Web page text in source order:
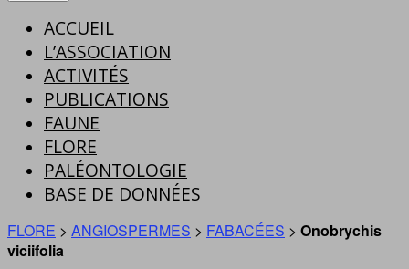
ACCUEIL
L’ASSOCIATION
ACTIVITÉS
PUBLICATIONS
FAUNE
FLORE
PALÉONTOLOGIE
BASE DE DONNÉES
FLORE > ANGIOSPERMES > FABACÉES > Onobrychis
viciifolia